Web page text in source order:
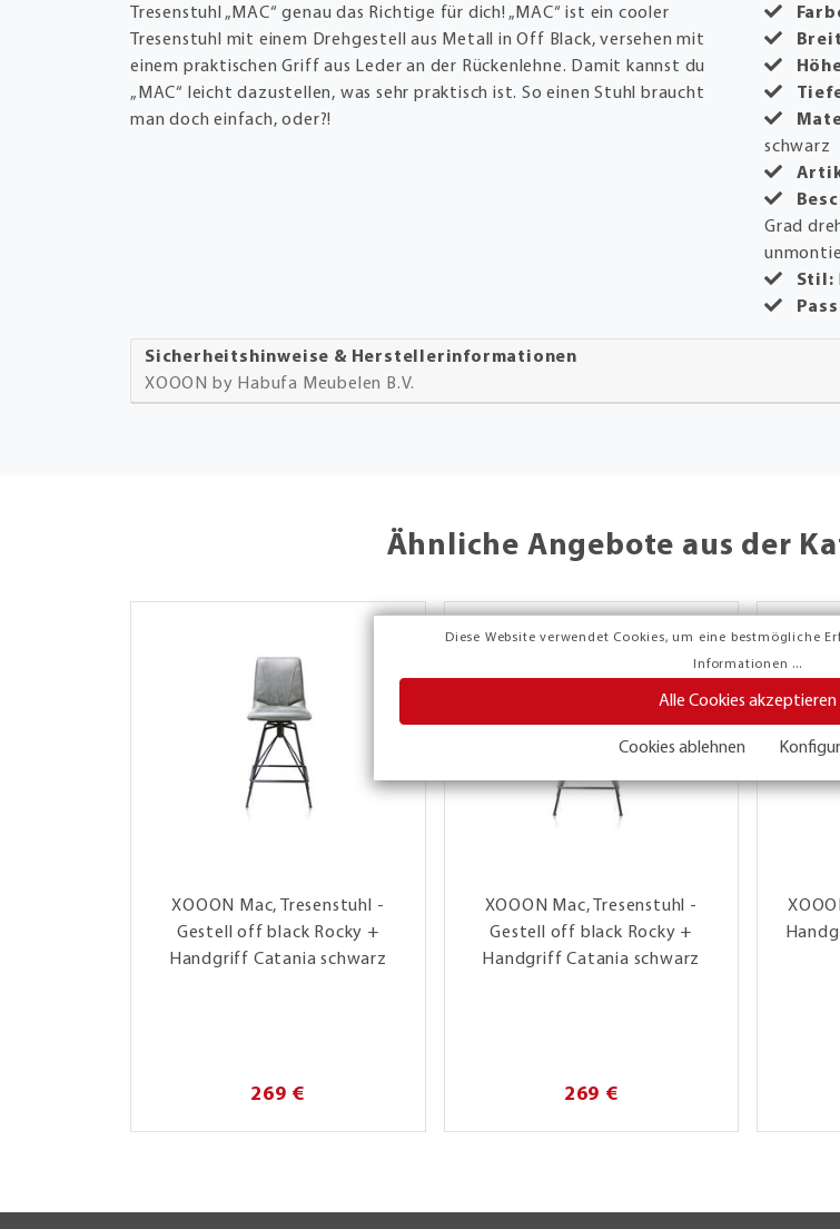
Diese Website verwendet Cookies, um eine bestmögliche
Informationen ...
Alle Cookies akzeptieren
Cookies ablehnen
Tresenstuhl „MAC“ genau das Richtige für dich! „MAC“ ist ein cooler
Tresenstuhl mit einem Drehgestell aus Metall in Off Black, versehen mit
einem praktischen Griff aus Leder an der Rückenlehne. Damit kannst du
„MAC“ leicht dazustellen, was sehr praktisch ist. So einen Stuhl braucht
man doch einfach, oder?!
schwarz
Grad
Stil:
Sicherheitshinweise & Herstellerinformationen
XOOON by Habufa Meubelen B.V.
Ähnliche Angebote aus der
XOOON Mac, Tresenstuhl -
Gestell off black Rocky +
Handgriff Catania schwarz
269 €
XOOON Mac, Tresenstuhl -
Gestell off black Rocky +
Handgriff Catania schwarz
269 €